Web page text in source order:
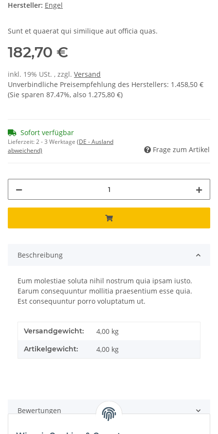
Hersteller: Engel
Sunt et quaerat qui similique aut officia quas.
182,70 €
inkl. 19% USt. , zzgl. Versand
Unverbindliche Preisempfehlung des Herstellers: 1.458,50 €
(Sie sparen 87.47%, also 1.275,80 €)
Sofort verfügbar
Lieferzeit:2 - 3 Werktage (DE - Ausland
abweichend)
Frage zum Artikel
Beschreibung
Eum molestiae soluta nihil nostrum quia ipsam iusto.
Earum consequuntur mollitia praesentium esse quia.
Est consequuntur porro voluptatum ut.
Versandgewicht: 4,00 kg
Artikelgewicht: 4,00 kg
Bewertungen